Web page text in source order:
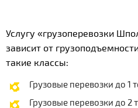
Услугу «грузоперевозки
зависит от
такие классы:
Грузовые перевозки до 1
Грузовые перевозки до 2